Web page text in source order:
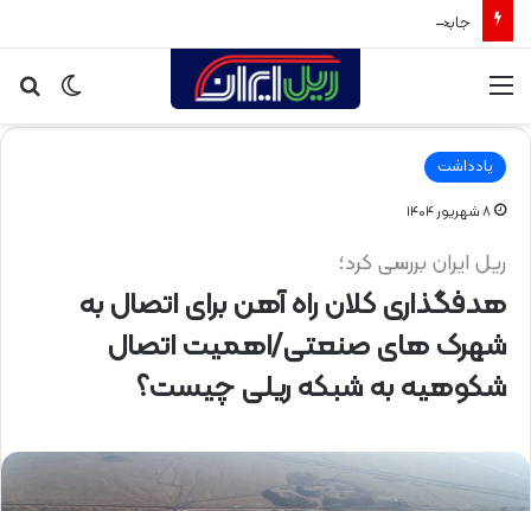
تغییر
پوسته
یادداشت
۸ شهریور ۱۴۰۴
ریل ایران بررسی کرد؛
هدفگذاری کلان راه آهن برای اتصال به
شهرک های صنعتی/اهمیت اتصال
شکوهیه به شبکه ریلی چیست؟